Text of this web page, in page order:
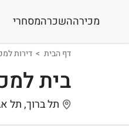
מכירההשכרהמסחרי
דף הבית דירות
בית
תל ברוך, תל